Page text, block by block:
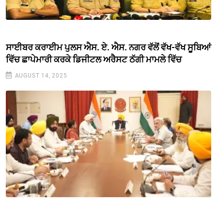
ਸਾਈਬਰ ਕਰਾਈਮ ਪੁਲਸ ਐਸ. ਏ. ਐਸ. ਨਗਰ ਵੱਲੋਂ ਵੱਖ-ਵੱਖ ਸੂਬਿਆਂ
ਵਿੱਚ ਛਾਪੇਮਾਰੀ ਕਰਕੇ ਡਿਜੀਟਲ ਅਰੈਸਟ ਠੱਗੀ ਮਾਮਲੇ ਵਿੱਚ
AUGUST 14, 2025